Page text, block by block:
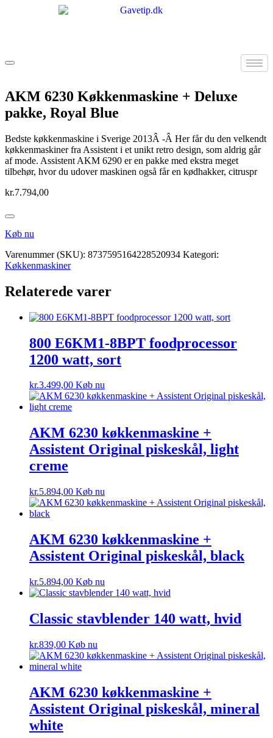
AKM 6230 Køkkenmaskine + Deluxe
pakke, Royal Blue
Bedste køkkenmaskine i Sverige 2013Â -Â Her får du den velkendt
køkkenmaskiner fra Assistent i et unikt retro design, som aldrig går
af mode. Assistent AKM 6290 er en pakke med ekstra meget
tilbehør, hvor du udover maskinen også får en kødhakker, citruspr
kr.7.794,00
Køb nu
Varenummer (SKU): 8737595164228520934 Kategori:
Køkkenmaskiner
Relaterede varer
800 E6KM1-8BPT foodprocessor
1200 watt, sort
kr.3.499,00 Køb nu
AKM 6230 køkkenmaskine +
Assistent Original piskeskål, light
creme
kr.5.894,00 Køb nu
AKM 6230 køkkenmaskine +
Assistent Original piskeskål, black
kr.5.894,00 Køb nu
Classic stavblender 140 watt, hvid
kr.839,00 Køb nu
AKM 6230 køkkenmaskine +
Assistent Original piskeskål, mineral
white